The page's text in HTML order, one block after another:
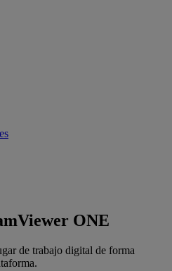
ONE
de trabajo digital de forma